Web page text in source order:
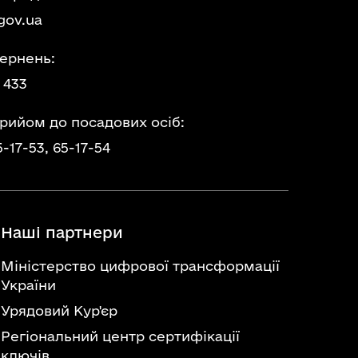
433
до посадових осіб:
17-53, 65-17-54
Наші партнери
Міністерство цифрової трансформації
України
Урядовий Кур'єр
Регіональний центр сертифікації